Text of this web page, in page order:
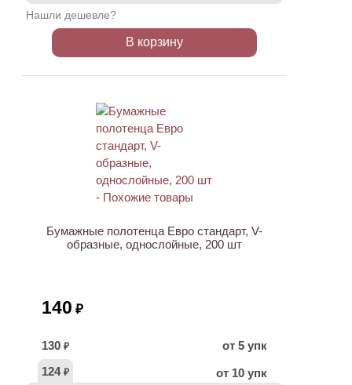
Нашли дешевле?
В корзину
Бумажные полотенца Евро стандарт, V-
образные, однослойные, 200 шт
140 ₽
130 ₽
от 5 упк
124 ₽ от 10 упк